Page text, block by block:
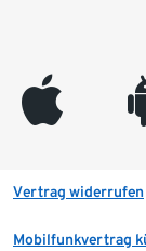
appleinc
Vertrag widerrufen
Mobilfunkvertrag